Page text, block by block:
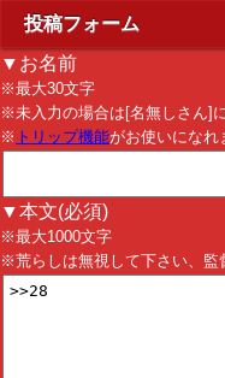
投稿フォーム
▼お名前
※最大30文字
※未入力の場合は[名無しさん]
※ トリップ機能がお使いになれ
▼本文(必須)
※最大1000文字
※荒らしは無視して下さい、監